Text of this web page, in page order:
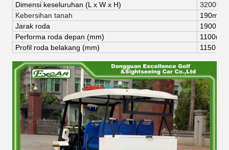
Dimensi keseluruhan (L x W x H)
Kebersihan tanah
190mm
Jarak roda
1900
Performa roda depan (mm)
1100mm
Profil roda belakang (mm)
1150